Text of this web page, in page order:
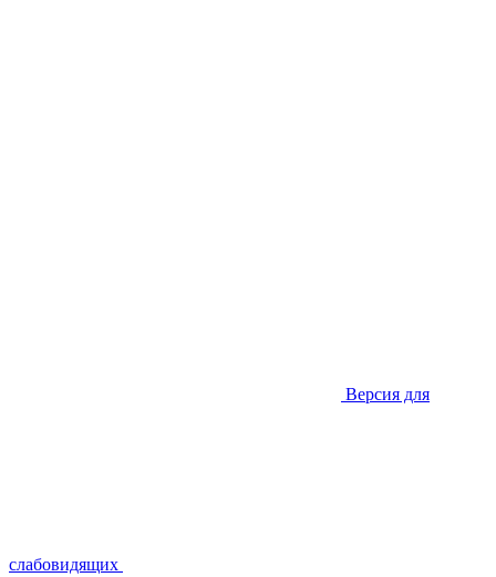
Версия для
слабовидящих